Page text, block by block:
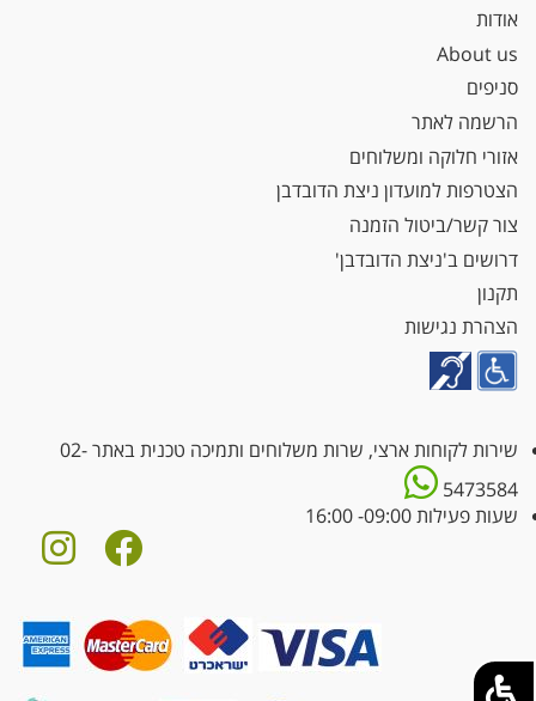
אודות
About us
סניפים
הרשמה לאתר
אזורי חלוקה ומשלוחים
הצטרפות למועדון ניצת הדובדבן
צור קשר/ביטול הזמנה
דרושים ב'ניצת הדובדבן'
תקנון
הצהרת נגישות
שירות לקוחות ארצי, שרות משלוחים ותמיכה טכנית באתר02-
5473584
שעות פעילות 09:00- 16:00